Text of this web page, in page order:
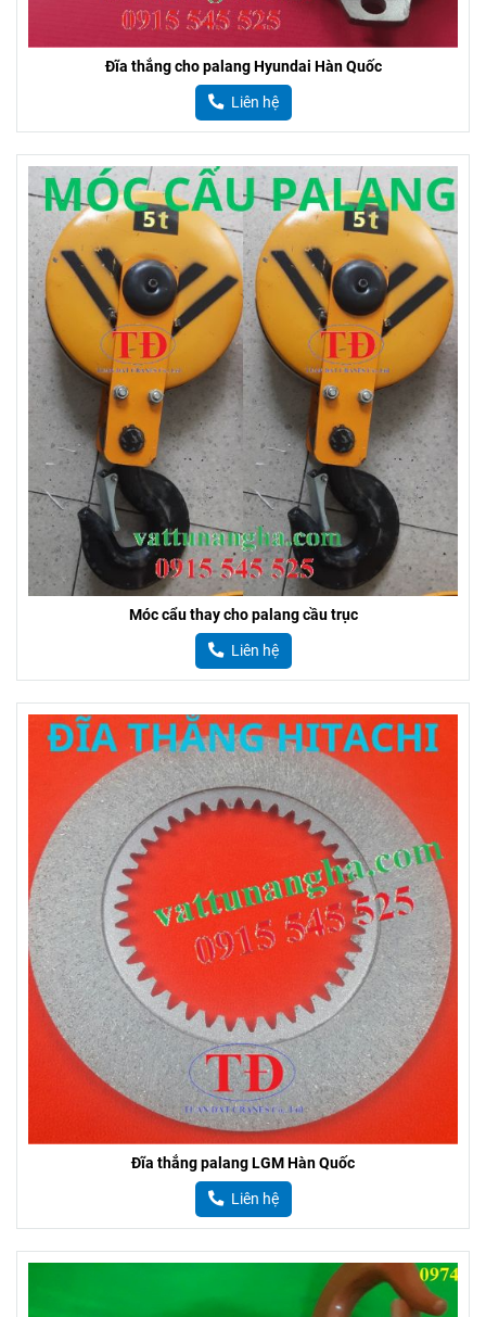
Đĩa thắng cho palang Hyundai Hàn Quốc
Liên hệ
Móc cẩu thay cho palang cầu trục
Liên hệ